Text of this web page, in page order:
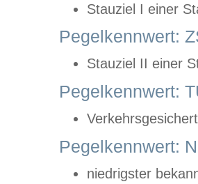
Stauziel I einer
Pegelkennwert:
Stauziel II einer
Pegelkennwert:
Pegelkennwert:
niedrigster